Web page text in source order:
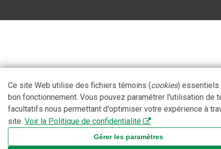
Ce site Web utilise des fichiers témoins (cookies) essentiels
bon fonctionnement. Vous pouvez paramétrer l'utilisation de
facultatifs nous permettant d'optimiser votre expérience à
site. Voir la Politique de confidentialité
Gérer les paramètres